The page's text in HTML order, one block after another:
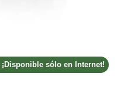
¡Disponible sólo en Internet!